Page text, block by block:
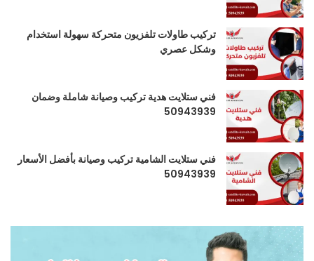
تركيب طاولات تلفزيون متحركة سهولة استخدام
وشكل عصري
فني ستلايت هدية تركيب وصيانة شاملة وضمان
50943939
فني ستلايت الشامية تركيب وصيانة بأفضل الأسعار
50943939